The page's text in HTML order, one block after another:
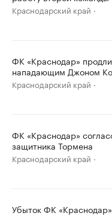
Краснодарский край
ФК «Краснодар»
нападающим Джоном
Краснодарский край
ФК «Краснодар»
защитника Тормена
Краснодарский край
Убыток ФК